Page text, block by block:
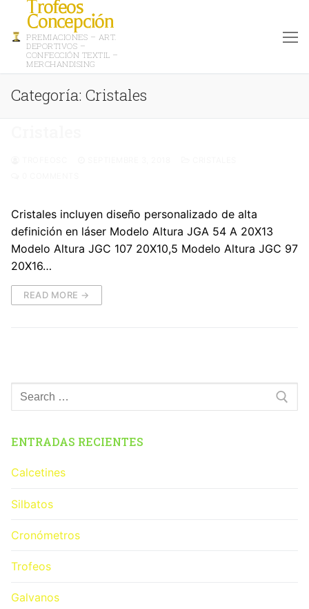
Trofeos
Concepción
PREMIACIONES – ART.
DEPORTIVOS –
CONFECCIÓN TEXTIL –
MERCHANDISING
Categoría: Cristales
Cristales incluyen diseño personalizado de alta
definición en láser Modelo Altura JGA 54 A 20X13
Modelo Altura JGC 107 20X10,5 Modelo Altura JGC 97
20X16…
READ MORE →
ENTRADAS RECIENTES
Calcetines
Silbatos
Cronómetros
Trofeos
Galvanos